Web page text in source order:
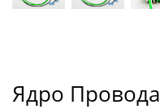
Ядро Провода